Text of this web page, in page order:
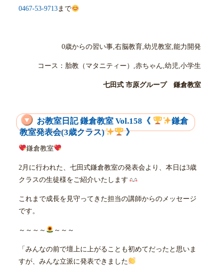
0467-53-9713まで
0歳からの習い事,右脳教育,幼児教室,能力開発
コース：胎教（マタニティー）,赤ちゃん,幼児,小学生
七田式 市原グループ 鎌倉教室
お教室日記 鎌倉教室 Vol.158《
鎌倉
教室発表会(3歳クラス)
》
鎌倉教室
2月に行われた、七田式鎌倉教室の発表会より、本日は3歳
クラスの生徒様をご紹介いたします
これまで成長を見守ってきた担当の講師からのメッセージ
です。
～～～～ ～～～
「みんなの前で壇上に上がることも初めてだったと思いま
すが、みんな立派に発表できました